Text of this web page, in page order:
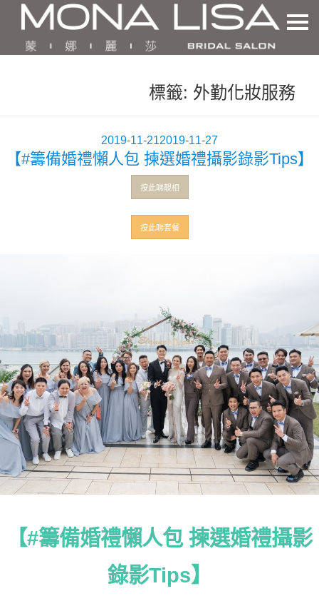
標籤: 外勤化妝服務
發
佈
2019-11-212019-11-27
【#籌備婚禮懶人包 揀選婚禮攝影錄影Tips】
按此睇靚相
按此睇套餐
【#籌備婚禮懶人包 揀選婚禮攝影
錄影Tips】